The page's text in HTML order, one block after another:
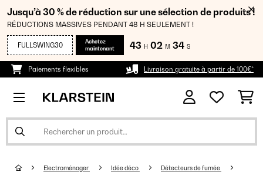
Jusqu’à 30 % de réduction sur une sélection de produits !
RÉDUCTIONS MASSIVES PENDANT 48 H SEULEMENT !
FULLSWING30
Achetez
maintenant
43 H 02 M 34 S
Paiements flexibles Livraison gratuite à partir de 100€*
Electroménager Idée déco Détecteurs de fumée